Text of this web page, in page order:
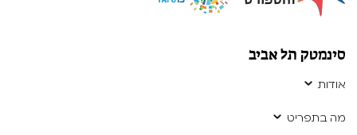
סינמטק תל אביב
אודות
מה בתפריט